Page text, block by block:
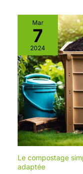
Mar
7
2024
Le compostage
adaptée